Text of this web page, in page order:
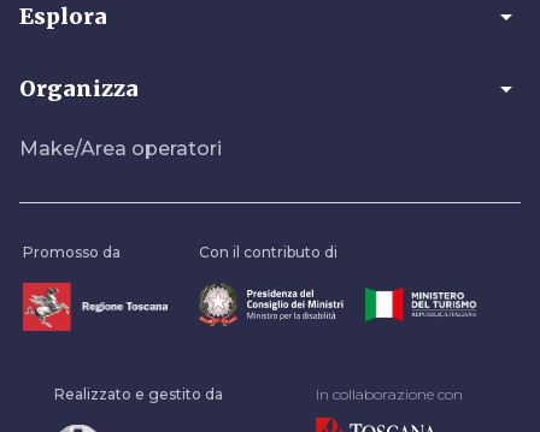
Esplora arrow_drop_down
Organizza arrow_drop_down
Make/Area operatori
Promosso da Con il contributo di
Realizzato e gestito da In collaborazione con